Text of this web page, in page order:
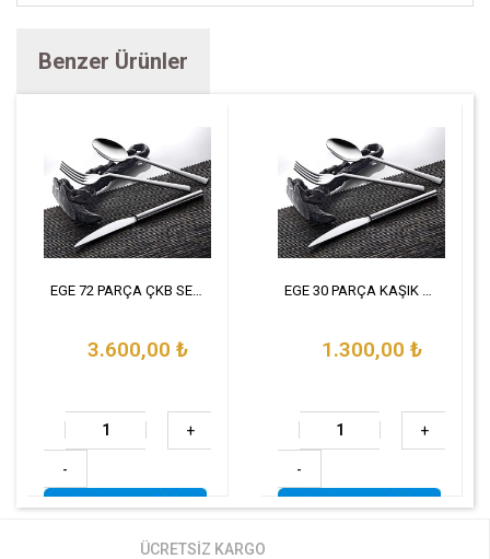
Benzer Ürünler
3.600,00 ₺
+
-
1.300,00 ₺
+
-
ÜCRETSİZ KARGO